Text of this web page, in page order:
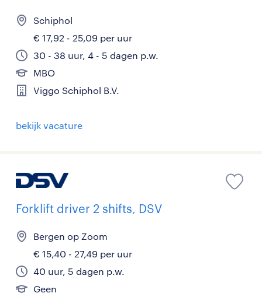
Schiphol
€ 17,92 - 25,09 per uur
30 - 38 uur, 4 - 5 dagen p.w.
MBO
Viggo Schiphol B.V.
bekijk vacature
Forklift driver 2 shifts, DSV
Bergen op Zoom
€ 15,40 - 27,49 per uur
40 uur, 5 dagen p.w.
Geen